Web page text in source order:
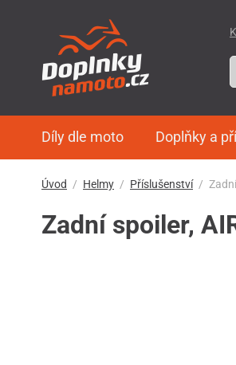
Díly dle moto Doplňky a
Úvod Helmy Příslušenství
Zadní spoiler,